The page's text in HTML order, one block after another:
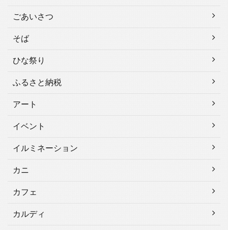
ごあいさつ
そば
ひな祭り
ふるさと納税
アート
イベント
イルミネーション
カニ
カフェ
カルディ